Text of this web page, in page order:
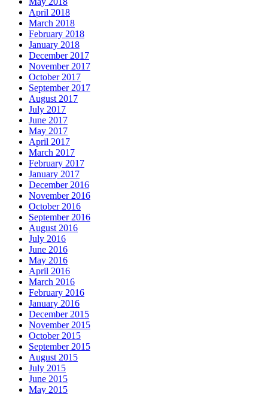
April 2018
March 2018
February 2018
January 2018
December 2017
November 2017
October 2017
September 2017
August 2017
July 2017
June 2017
May 2017
April 2017
March 2017
February 2017
January 2017
December 2016
November 2016
October 2016
September 2016
August 2016
July 2016
June 2016
May 2016
April 2016
March 2016
February 2016
January 2016
December 2015
November 2015
October 2015
September 2015
August 2015
July 2015
June 2015
May 2015